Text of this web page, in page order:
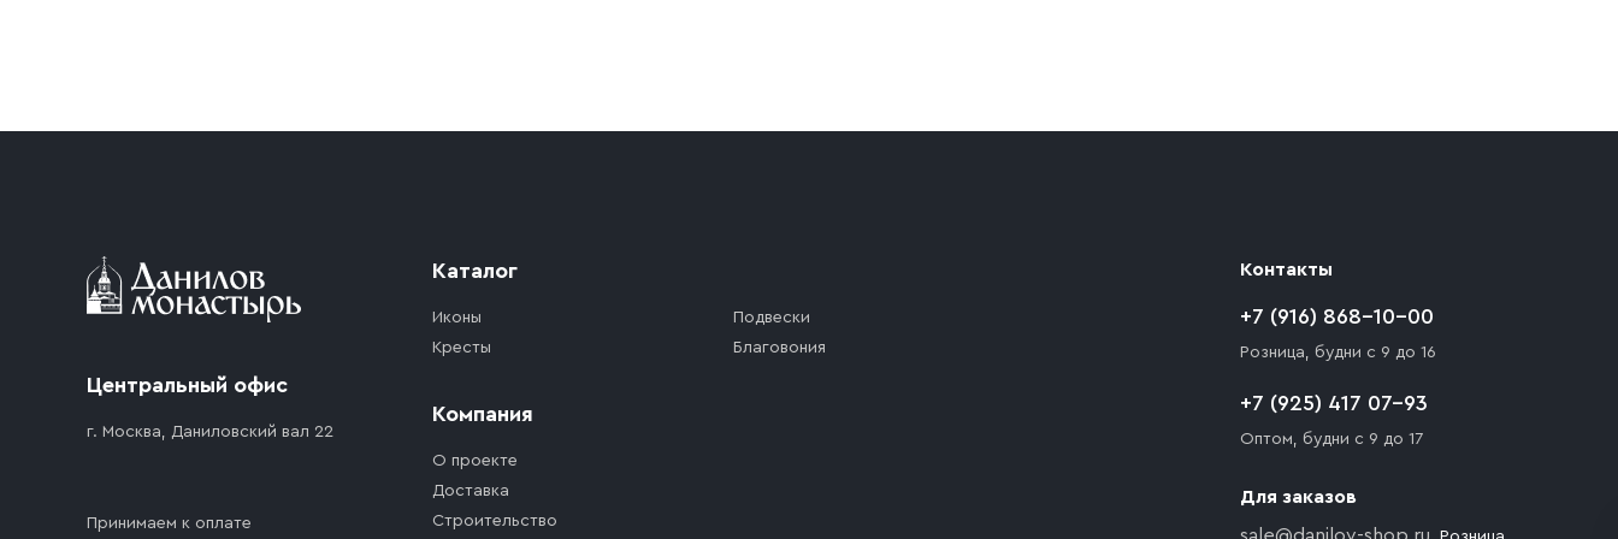
доставка осуществляется до ближайшего места, которое максимально близко к месту запланированной разгрузки товара и не нарушает правила
Центральный офис
г. Москва, Даниловский вал 22
Принимаем к оплате
Каталог
Иконы
Кресты
Подвески
Благовония
Компания
О проекте
Доставка
Строительство
Контакты
+7 (916) 868-10-00
Розница, будни с 9 до 16
+7 (925) 417 07-93
Оптом, будни с 9 до 17
Для заказов